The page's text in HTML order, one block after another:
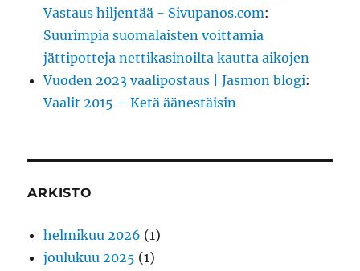
Vastaus hiljentää - Sivupanos.com:
Suurimpia suomalaisten voittamia
jättipotteja nettikasinoilta kautta aikojen
Vuoden 2023 vaalipostaus | Jasmon blogi:
Vaalit 2015 – Ketä äänestäisin
ARKISTO
helmikuu 2026 (1)
joulukuu 2025 (1)